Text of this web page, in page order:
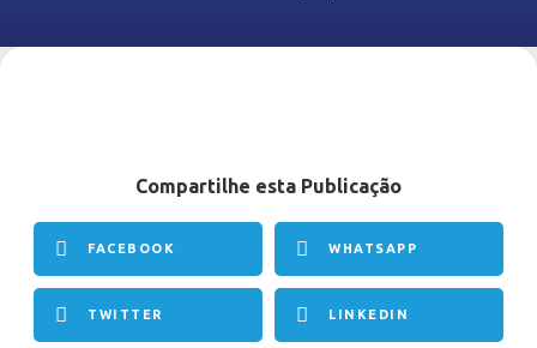
Compartilhe esta Publicação
FACEBOOK WHATSAPP
TWITTER LINKEDIN